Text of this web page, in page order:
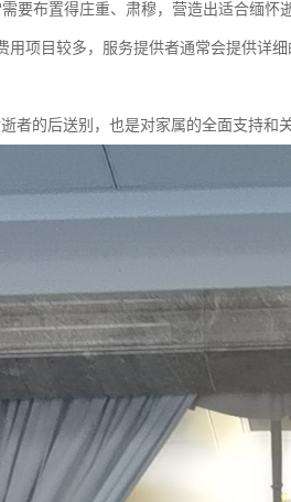
要布置得庄重、肃穆，营造出适合缅怀
用项目较多，服务提供者通常会提供详
者的后送别，也是对家属的全面支持和关